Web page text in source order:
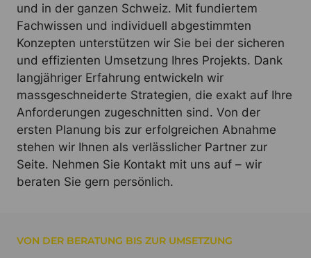
und in der ganzen Schweiz. Mit fundiertem
Fachwissen und individuell abgestimmten
Konzepten unterstützen wir Sie bei der sicheren
und effizienten Umsetzung Ihres Projekts. Dank
langjähriger Erfahrung entwickeln wir
massgeschneiderte Strategien, die exakt auf Ihre
Anforderungen zugeschnitten sind. Von der
ersten Planung bis zur erfolgreichen Abnahme
stehen wir Ihnen als verlässlicher Partner zur
Seite. Nehmen Sie Kontakt mit uns auf – wir
beraten Sie gern persönlich.
VON DER BERATUNG BIS ZUR UMSETZUNG